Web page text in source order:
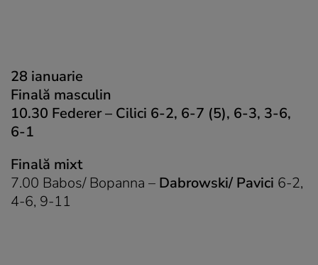
28 ianuarie
Finală masculin
10.30 Federer – Cilici 6-2, 6-7 (5), 6-3, 3-6,
6-1
Finală mixt
7.00 Babos/ Bopanna – Dabrowski/ Pavici 6-2,
4-6, 9-11